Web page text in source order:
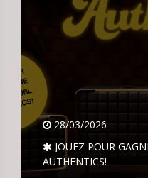
28/03/2026
JOUEZ POUR
AUTHENTICS!